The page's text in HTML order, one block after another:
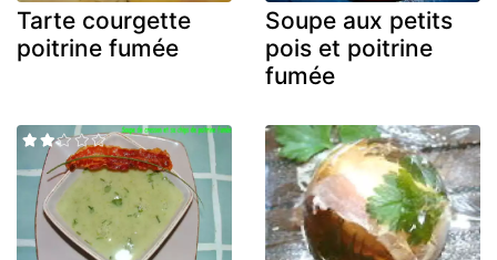
Tarte courgette
poitrine fumée
Soupe aux petits
pois et poitrine
fumée